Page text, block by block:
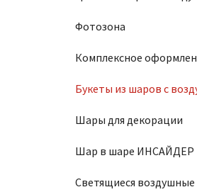
Фотозона
Комплексное
Букеты из шаров с
Шары для декорации
Шар в шаре ИНСАЙДЕР
Светящиеся